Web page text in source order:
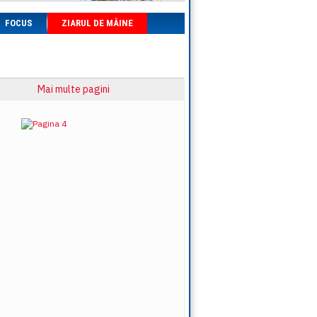
FOCUS ZIARUL DE MÂINE
Mai multe pagini